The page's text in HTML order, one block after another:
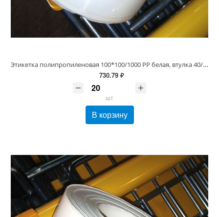
Этикетка полипропиленовая 100*100/1000 PP белая, втулка 40/76
730.79 ₽
шт
В корзину